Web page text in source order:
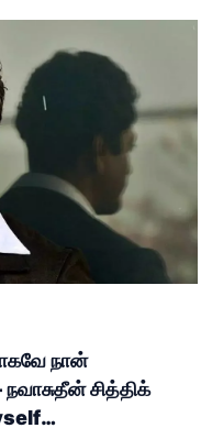
நான்
சித்திக்